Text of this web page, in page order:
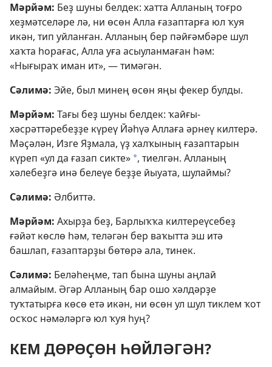
Мәрйәм: Беҙ шуны белдек: хатта Алланың тоғро
хеҙмәтселәре лә, ни өсөн Алла ғазаптарға юл ҡуя
икән, тип уйланған. Алланың бер пәйғәмбәре шул
хаҡта һорағас, Алла уға асыуланмаған һәм:
«Нығыраҡ иман ит», — тимәгән.
Сәлимә: Эйе, был минең өсөн яңы фекер булды.
Мәрйәм: Тағы беҙ шуны белдек: ҡайғы-
хәсрәттәребеҙҙе күреү Йәһүә Аллаға әрнеү килтерә.
Мәҫәлән, Изге Яҙмала, үҙ халҡының ғазаптарын
күреп «ул да ғазап сикте» *, тиелгән. Алланың
хәлебеҙгә инә белеүе беҙҙе йыуата, шулаймы?
Сәлимә: Әлбиттә.
Мәрйәм: Ахырҙа беҙ, Барлыҡҡа килтереүсебеҙ
ғәйәт көслө һәм, теләгән бер ваҡытта эш итә
башлап, ғазаптарҙы бөтөрә ала, тинек.
Сәлимә: Беләһеңме, тап бына шуны аңлай
алмайым. Әгәр Алланың бар ошо хәлдәрҙе
туҡтатырға көсө етә икән, ни өсөн ул шул тиклем ҡот
осҡос нәмәләргә юл ҡуя һуң?
КЕМ ДӨРӨҪӨН ҺӨЙЛӘГӘН?